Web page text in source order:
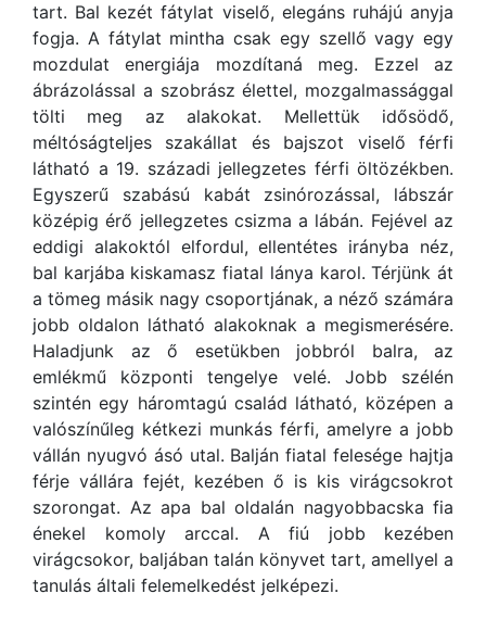
tart. Bal kezét fátylat viselő, elegáns ruhájú anyja
fogja. A fátylat mintha csak egy szellő vagy egy
mozdulat energiája mozdítaná meg. Ezzel az
ábrázolással a szobrász élettel, mozgalmassággal
tölti meg az alakokat. Mellettük idősödő,
méltóságteljes szakállat és bajszot viselő férfi
látható a 19. századi jellegzetes férfi öltözékben.
Egyszerű szabású kabát zsinórozással, lábszár
középig érő jellegzetes csizma a lábán. Fejével az
eddigi alakoktól elfordul, ellentétes irányba néz,
bal karjába kiskamasz fiatal lánya karol. Térjünk át
a tömeg másik nagy csoportjának, a néző számára
jobb oldalon látható alakoknak a megismerésére.
Haladjunk az ő esetükben jobbról balra, az
emlékmű központi tengelye velé. Jobb szélén
szintén egy háromtagú család látható, középen a
valószínűleg kétkezi munkás férfi, amelyre a jobb
vállán nyugvó ásó utal. Balján fiatal felesége hajtja
férje vállára fejét, kezében ő is kis virágcsokrot
szorongat. Az apa bal oldalán nagyobbacska fia
énekel komoly arccal. A fiú jobb kezében
virágcsokor, baljában talán könyvet tart, amellyel a
tanulás általi felemelkedést jelképezi.